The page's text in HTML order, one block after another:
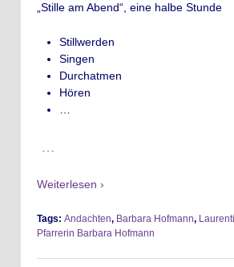
„Stille am Abend“, eine halbe Stunde
Stillwerden
Singen
Durchatmen
Hören
…
…
Weiterlesen ›
Tags: Andachten, Barbara Hofmann,
Pfarrerin Barbara Hofmann